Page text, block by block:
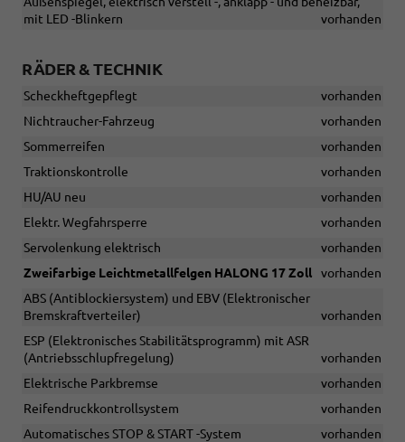
mit LED -Blinkern
vorhanden
RÄDER & TECHNIK
Scheckheftgepflegt
vorhanden
Nichtraucher-Fahrzeug
vorhanden
Sommerreifen
vorhanden
Traktionskontrolle
vorhanden
HU/AU neu
vorhanden
Elektr. Wegfahrsperre
vorhanden
Servolenkung elektrisch
vorhanden
Zweifarbige Leichtmetallfelgen HALONG 17 Zoll
vorhanden
ABS (Antiblockiersystem) und EBV (Elektronischer
Bremskraftverteiler)
vorhanden
ESP (Elektronisches Stabilitätsprogramm) mit ASR
(Antriebsschlupfregelung)
vorhanden
Elektrische Parkbremse
vorhanden
Reifendruckkontrollsystem
vorhanden
Automatisches STOP & START -System
vorhanden